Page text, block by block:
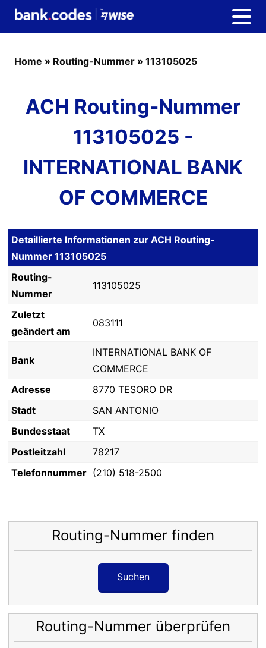
Home » Routing-Nummer » 113105025
ACH Routing-Nummer
113105025 -
INTERNATIONAL BANK
OF COMMERCE
Detaillierte Informationen zur ACH Routing-
Nummer 113105025
Routing-
Nummer
113105025
Zuletzt
geändert am
083111
Bank
INTERNATIONAL BANK OF
COMMERCE
Adresse
8770 TESORO DR
Stadt
SAN ANTONIO
Bundesstaat
TX
Postleitzahl
78217
Telefonnummer (210) 518-2500
Routing-Nummer finden
Suchen
Routing-Nummer überprüfen